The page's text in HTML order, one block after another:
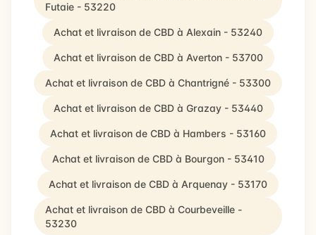
Futaie - 53220
Achat et livraison de CBD à Alexain - 53240
Achat et livraison de CBD à Averton - 53700
Achat et livraison de CBD à Chantrigné - 53300
Achat et livraison de CBD à Grazay - 53440
Achat et livraison de CBD à Hambers - 53160
Achat et livraison de CBD à Bourgon - 53410
Achat et livraison de CBD à Arquenay - 53170
Achat et livraison de CBD à Courbeveille -
53230